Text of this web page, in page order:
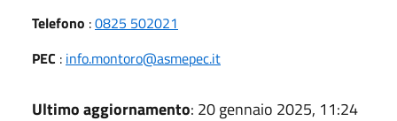
Telefono :0825 502021
PEC : info.montoro@asmepec.it
Ultimo aggiornamento: 20 gennaio 2025, 11:24